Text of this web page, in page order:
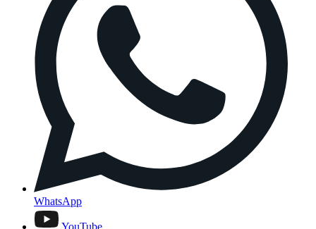
WhatsApp